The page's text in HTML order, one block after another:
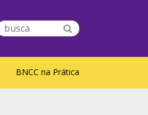
BNCC na Prática